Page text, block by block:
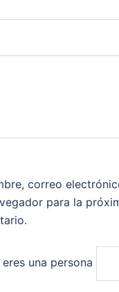
correo
para la
una persona